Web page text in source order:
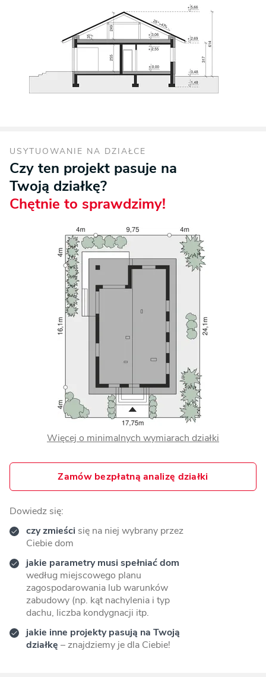
USYTUOWANIE NA DZIAŁCE
Czy ten projekt pasuje na
Twoją działkę?
Chętnie to sprawdzimy!
Więcej o minimalnych wymiarach działki
Zamów bezpłatną analizę działki
Dowiedz się:
czy zmieści się na niej wybrany przez
Ciebie dom
jakie parametry musi spełniać dom
według miejscowego planu
zagospodarowania lub warunków
zabudowy (np. kąt nachylenia i typ
dachu, liczba kondygnacji itp.
jakie inne projekty pasują na Twoją
działkę – znajdziemy je dla Ciebie!